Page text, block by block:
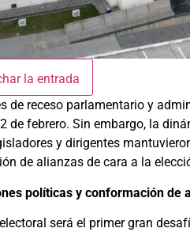
la entrada
de receso parlamentario y
de febrero. Sin embargo, la
y dirigentes
de alianzas de cara a la
políticas y conformación de
será el primer gran